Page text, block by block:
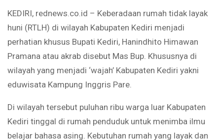
KEDIRI, rednews.co.id – Keberadaan rumah tidak layak
huni (RTLH) di wilayah Kabupaten Kediri menjadi
perhatian khusus Bupati Kediri, Hanindhito Himawan
Pramana atau akrab disebut Mas Bup. Khususnya di
wilayah yang menjadi ‘wajah’ Kabupaten Kediri yakni
eduwisata Kampung Inggris Pare.
Di wilayah tersebut puluhan ribu warga luar Kabupaten
Kediri tinggal di rumah penduduk untuk menimba ilmu
belajar bahasa asing. Kebutuhan rumah yang layak dan